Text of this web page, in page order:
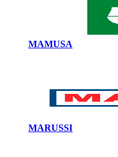
MAMUSA
MARUSSI